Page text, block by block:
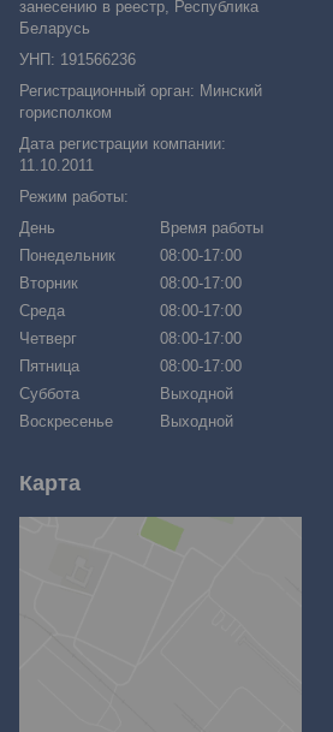
занесению в реестр, Республика
Беларусь
УНП: 191566236
Регистрационный орган: Минский
горисполком
Дата регистрации компании:
11.10.2011
Режим работы:
День
Время работы
Понедельник
08:00-17:00
Вторник
08:00-17:00
Среда
08:00-17:00
Четверг
08:00-17:00
Пятница
08:00-17:00
Суббота
Выходной
Воскресенье
Выходной
Карта